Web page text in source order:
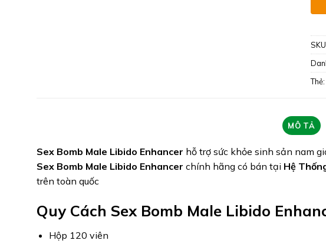
Thẻ:
MÔ TẢ
Sex Bomb Male Libido Enhancer hỗ trợ sức khỏe sinh sản nam
Sex Bomb Male Libido Enhancer chính hãng có bán tại Hệ
trên toàn quốc
Quy Cách Sex Bomb Male Libido
Hộp 120 viên